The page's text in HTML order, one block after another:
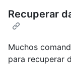
Recuperar
Muchos
para recuperar